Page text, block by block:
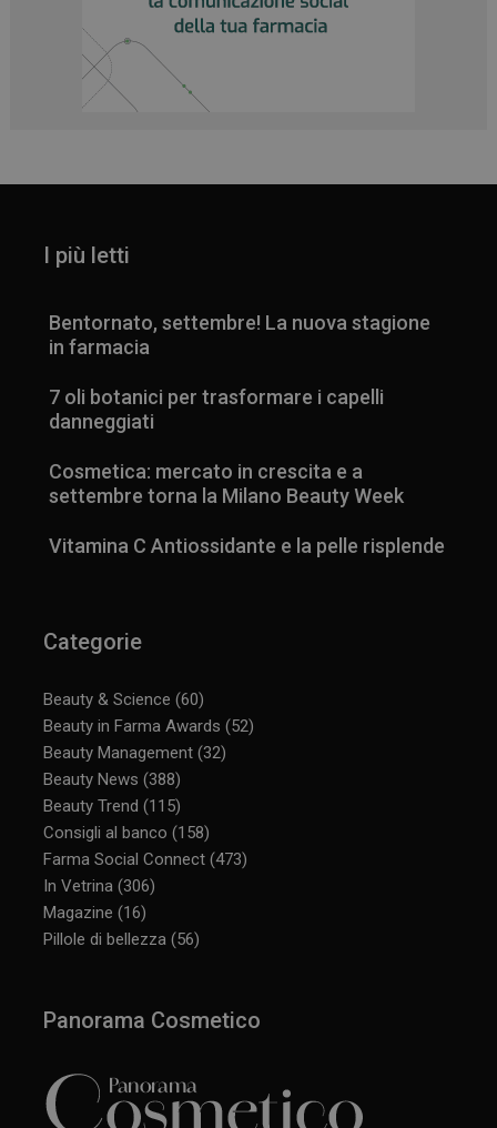
I più letti
Bentornato, settembre! La nuova stagione
in farmacia
7 oli botanici per trasformare i capelli
danneggiati
Cosmetica: mercato in crescita e a
settembre torna la Milano Beauty Week
Vitamina C Antiossidante e la pelle risplende
Categorie
Beauty & Science (60)
Beauty in Farma Awards (52)
Beauty Management (32)
Beauty News (388)
Beauty Trend (115)
Consigli al banco (158)
Farma Social Connect (473)
In Vetrina (306)
Magazine (16)
Pillole di bellezza (56)
Panorama Cosmetico